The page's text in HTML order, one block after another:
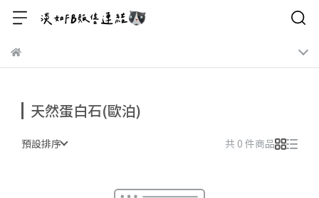
天然蛋白石(歐泊)
預設排序 共 0 件商品